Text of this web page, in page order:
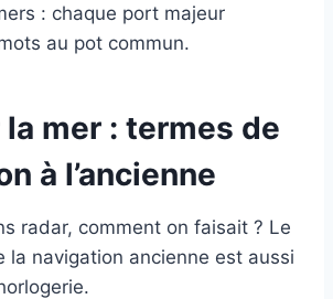
: chaque port majeur
au pot commun.
mer : termes de
à l’ancienne
radar, comment on faisait ? Le
la navigation ancienne est aussi